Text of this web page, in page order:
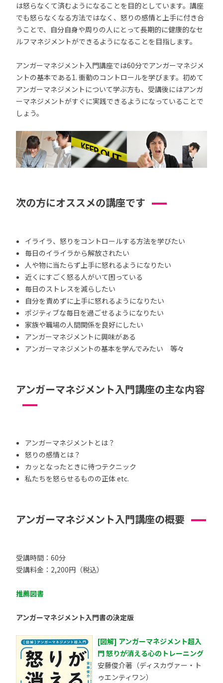
は怒らなくて済むようになることを目的としています。講座
でも怒らなくなる方法ではなく、怒りの感情と上手に付き合
うことで、自分自身や周りの人にとって長期的に健康的なセ
ルフマネジメントができるようになることを目指します。
アンガーマネジメント入門講座では60分でアンガーマネジメ
ントの基本である1. 衝動のコントロールを学びます。初めて
アンガーマネジメントについて学ぶ方も、受講後にはアンガ
ーマネジメントがすぐに実践できるようになっていることで
しょう。
次の方にオススメの講座です
イライラ、怒りをコントロールする方法を学びたい
毎日のイライラから解放されたい
人や物に当たらず上手に怒れるようになりたい
近くにすごく怒る人がいて困っている
毎日のストレスを減らしたい
自分を責めずに上手に怒れるようになりたい
ポジティブな毎日を過ごせるようになりたい
家族や職場の人間関係を良好にしたい
アンガーマネジメントに興味がある
アンガーマネジメントの基本を学んでみたい 等々
アンガーマネジメント入門講座の主な内容
アンガーマネジメントとは？
怒りの感情とは？
カッとなったときに待つテクニック
私たちを怒らせるものの正体 etc.
アンガーマネジメント入門講座の概要
受講時間：60分
受講料金：2,200円（税込）
推薦図書
アンガーマネジメント入門書の決定版
[図解] アンガーマネジメント超入
門 怒りが消える心のトレーニング
安藤俊介著（ディスカヴァー・ト
ゥエンティワン）